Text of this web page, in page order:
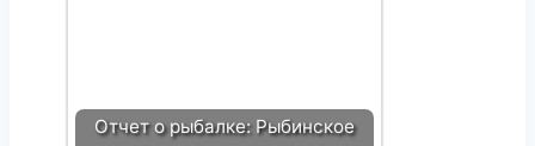
Отчет о рыбалке: Рыбинское